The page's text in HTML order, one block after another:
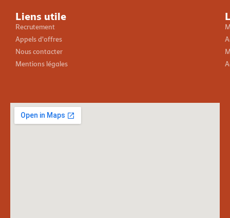
Liens utile
Recrutement
Appels d'offres
Nous contacter
Mentions légales